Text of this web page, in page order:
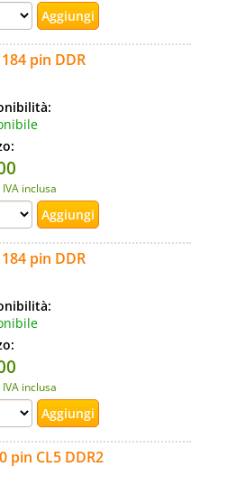
pin DDR
IVA inclusa
pin DDR
IVA inclusa
pin CL5 DDR2